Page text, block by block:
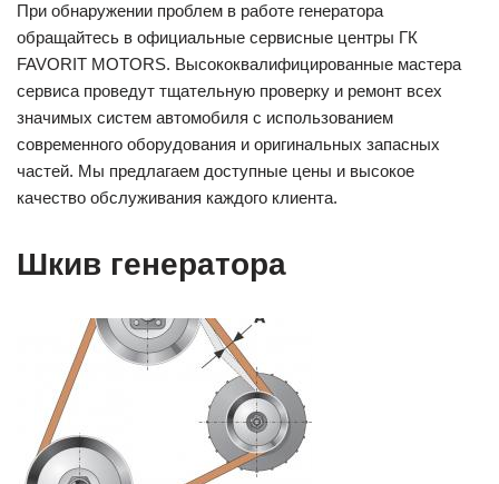
При обнаружении проблем в работе генератора
обращайтесь в официальные сервисные центры ГК
FAVORIT MOTORS. Высококвалифицированные мастера
сервиса проведут тщательную проверку и ремонт всех
значимых систем автомобиля с использованием
современного оборудования и оригинальных запасных
частей. Мы предлагаем доступные цены и высокое
качество обслуживания каждого клиента.
Шкив генератора